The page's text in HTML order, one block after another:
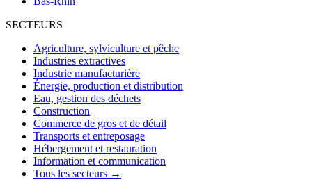
SECTEURS
Agriculture, sylviculture et pêche
Industries extractives
Industrie manufacturière
Énergie, production et distribution
Eau, gestion des déchets
Construction
Commerce de gros et de détail
Transports et entreposage
Hébergement et restauration
Information et communication
Tous les secteurs →